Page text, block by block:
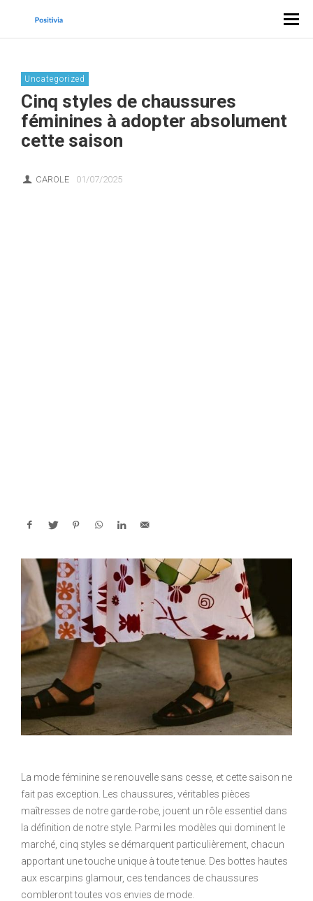
Uncategorized
Cinq styles de chaussures
féminines à adopter absolument
cette saison
CAROLE 01/07/2025
La mode féminine se renouvelle sans cesse, et cette saison ne
fait pas exception. Les chaussures, véritables pièces
maîtresses de notre garde-robe, jouent un rôle essentiel dans
la définition de notre style. Parmi les modèles qui dominent le
marché, cinq styles se démarquent particulièrement, chacun
apportant une touche unique à toute tenue. Des bottes hautes
aux escarpins glamour, ces tendances de chaussures
combleront toutes vos envies de mode.